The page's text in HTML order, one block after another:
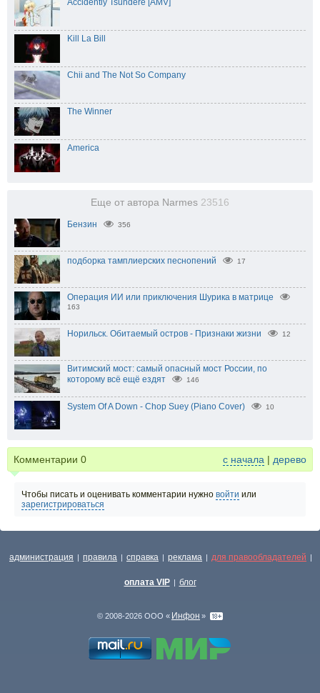
Accidently Tsundere [AMV]
Kill La Bill
Chii and The Not So Company
The Winner
America
Еще от автора Narmes 23516
Бензин 356
подборка тамплиерских песнопений 17
Операция ИИ или приключения Шурика в матрице
163
Норильск. Обитаемый остров - Признаки жизни 12
Витимский мост: самый опасный мост России, по
которому всё ещё ездят
146
System Of A Down - Chop Suey (Piano Cover) 10
Комментарии 0 с начала | дерево
Чтобы писать и оценивать комментарии нужно войти или
зарегистрироваться
администрация | правила | справка | реклама | для правообладателей |
оплата VIP | блог
© 2008-2026 ООО « Инфон »